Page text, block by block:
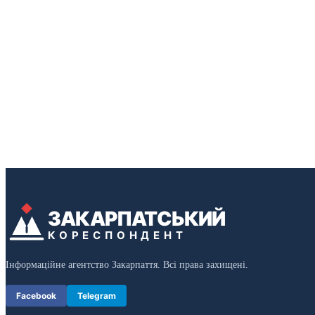
ЗАКАРПАТСЬКИЙ
КОРЕСПОНДЕНТ
Інформаційне агентство Закарпаття. Всі права захищені.
Facebook Telegram